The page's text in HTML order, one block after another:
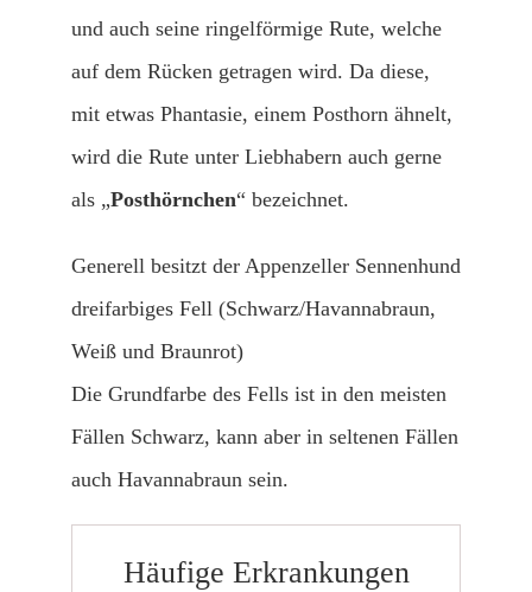
und auch seine ringelförmige Rute, welche
auf dem Rücken getragen wird. Da diese,
mit etwas Phantasie, einem Posthorn ähnelt,
wird die Rute unter Liebhabern auch gerne
als „Posthörnchen“ bezeichnet.
Generell besitzt der Appenzeller Sennenhund
dreifarbiges Fell (Schwarz/Havannabraun,
Weiß und Braunrot)
Die Grundfarbe des Fells ist in den meisten
Fällen Schwarz, kann aber in seltenen Fällen
auch Havannabraun sein.
Häufige Erkrankungen